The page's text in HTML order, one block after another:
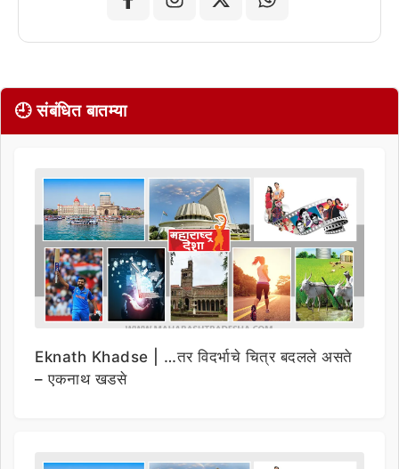
🕘 संबंधित बातम्या
Eknath Khadse | …तर विदर्भाचे चित्र बदलले असते
– एकनाथ खडसे